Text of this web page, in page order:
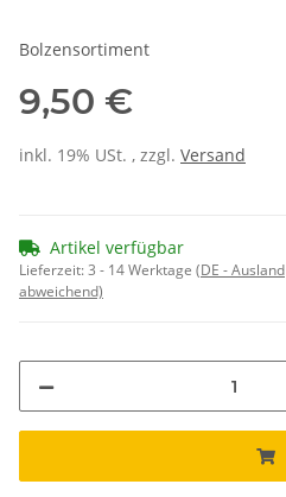
Bolzensortiment
9,50 €
inkl. 19% USt. , zzgl. Versand
Artikel verfügbar
Lieferzeit:3 - 14 Werktage (DE - Ausland
abweichend)